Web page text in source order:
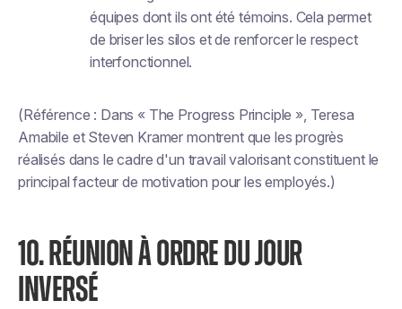
équipes dont ils ont été témoins. Cela permet
de briser les silos et de renforcer le respect
interfonctionnel.
(Référence : Dans « The Progress Principle », Teresa
Amabile et Steven Kramer montrent que les progrès
réalisés dans le cadre d'un travail valorisant constituent le
principal facteur de motivation pour les employés.)
10. RÉUNION À ORDRE DU JOUR
INVERSÉ